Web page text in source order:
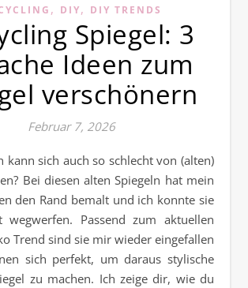
, DIY, DIY TRENDS
Spiegel: 3
Ideen zum
verschönern
Februar 7, 2026
Bei diesen alten Spiegeln hat mein
den Rand bemalt und ich konnte sie
wegwerfen. Passend zum aktuellen
Trend sind sie mir wieder eingefallen
sich perfekt, um daraus stylische
zu machen. Ich zeige dir, wie du